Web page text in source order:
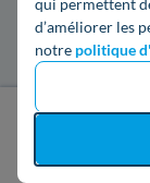
qui permettent
d’améliorer les
notre politique
Les
villes du
Isolation à